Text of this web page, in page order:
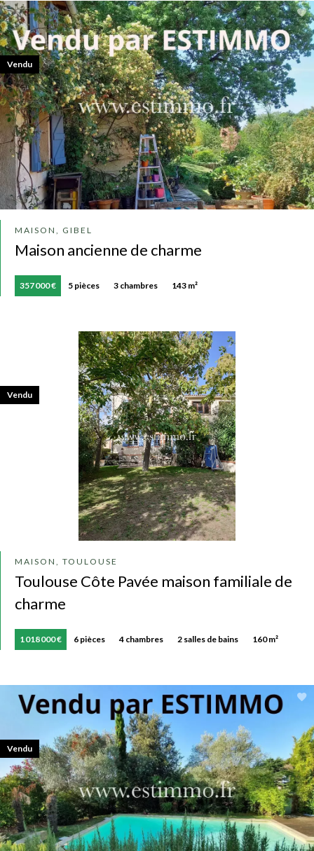
MAISON, GIBEL
Maison ancienne de charme
357 000 € 5 pièces 3 chambres 143 m²
Vendu
MAISON, TOULOUSE
Toulouse Côte Pavée maison familiale de
charme
1 018 000 € 6 pièces 4 chambres 2 salles de bains 160 m²
Vendu
Vendu